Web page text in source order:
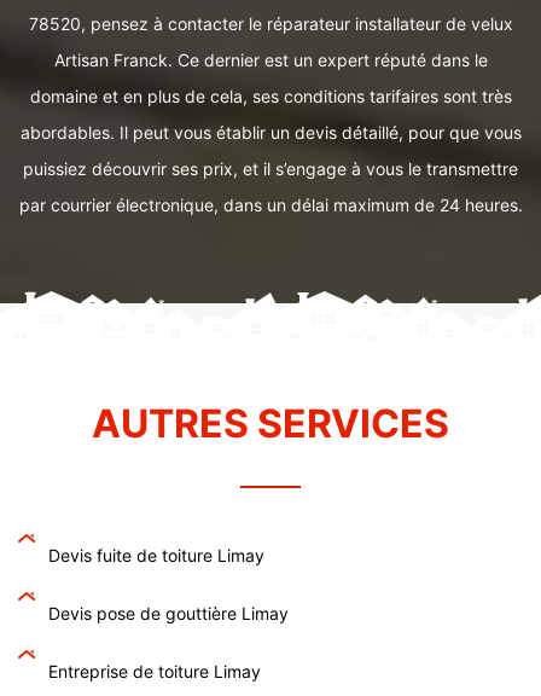
78520, pensez à contacter le réparateur installateur de velux
Artisan Franck. Ce dernier est un expert réputé dans le
domaine et en plus de cela, ses conditions tarifaires sont très
abordables. Il peut vous établir un devis détaillé, pour que vous
puissiez découvrir ses prix, et il s’engage à vous le transmettre
par courrier électronique, dans un délai maximum de 24 heures.
AUTRES SERVICES
Devis fuite de toiture Limay
Devis pose de gouttière Limay
Entreprise de toiture Limay